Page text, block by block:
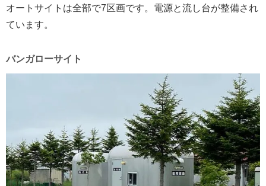
オートサイトは全部で7区画です。電源と流し台が整備され
ています。
バンガローサイト